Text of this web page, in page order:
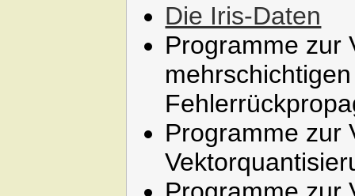
Die Iris-Daten
Programme zur
Programme zur